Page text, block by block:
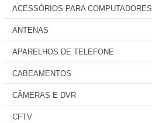
ACESSÓRIOS PARA COMPUTADORES
ANTENAS
APARELHOS DE TELEFONE
CABEAMENTOS
CÂMERAS E DVR
CFTV